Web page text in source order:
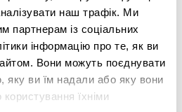
наш трафік. Ми
партнерам із соціальних
інформацію про те, як ви
Вони можуть поєднувати
яку ви їм надали або яку вони
їхніми
PeopleForce